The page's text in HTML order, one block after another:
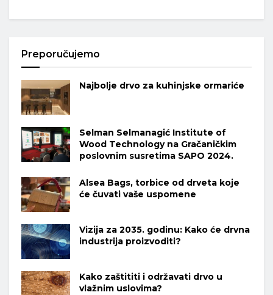
Preporučujemo
Najbolje drvo za kuhinjske ormariće
Selman Selmanagić Institute of
Wood Technology na Gračaničkim
poslovnim susretima SAPO 2024.
Alsea Bags, torbice od drveta koje
će čuvati vaše uspomene
Vizija za 2035. godinu: Kako će drvna
industrija proizvoditi?
Kako zaštititi i održavati drvo u
vlažnim uslovima?